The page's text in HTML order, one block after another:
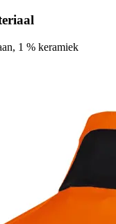
1 % keramiek